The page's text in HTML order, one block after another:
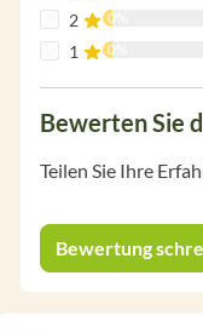
2 0%
1 0%
Bewerten Sie
Teilen Sie Ihre
Bewertung